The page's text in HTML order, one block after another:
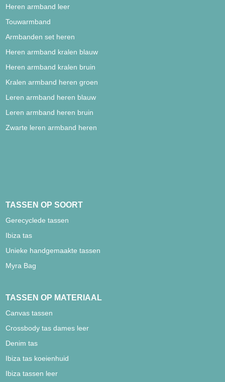
Heren armband leer
Touwarmband
Armbanden set heren
Heren armband kralen blauw
Heren armband kralen bruin
Kralen armband heren groen
Leren armband heren blauw
Leren armband heren bruin
Zwarte leren armband heren
TASSEN OP SOORT
Gerecyclede tassen
Ibiza tas
Unieke handgemaakte tassen
Myra Bag
TASSEN OP MATERIAAL
Canvas tassen
Crossbody tas dames leer
Denim tas
Ibiza tas koeienhuid
Ibiza tassen leer